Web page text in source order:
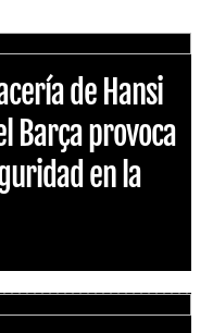
de Hansi
Barça provoca
en la